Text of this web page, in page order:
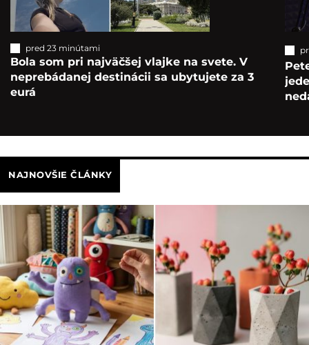
pred 23 minútami
Bola som pri najväčšej vlajke na svete. V
neprebádanej destinácii sa ubytujete za 3
eurá
NAJNOVŠIE ČLÁNKY